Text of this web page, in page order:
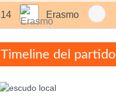
14 Erasmo
Timeline del partido